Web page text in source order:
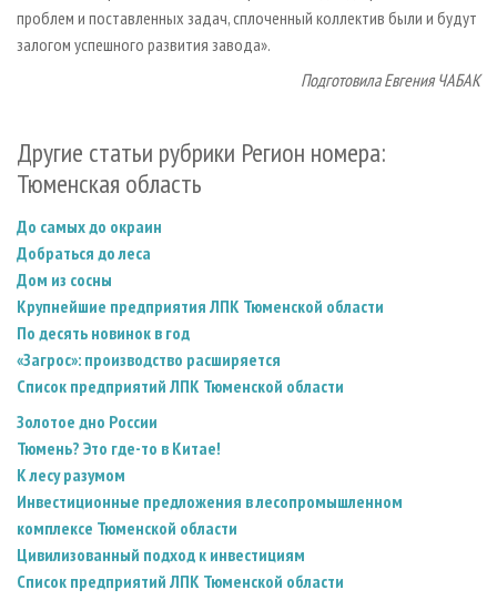
проблем и поставленных задач, сплоченный коллектив были и будут
залогом успешного развития завода».
Подготовила Евгения ЧАБАК
Другие статьи рубрики Регион номера:
Тюменская область
До самых до окраин
Добраться до леса
Дом из сосны
Крупнейшие предприятия ЛПК Тюменской области
По десять новинок в год
«Загрос»: производство расширяется
Список предприятий ЛПК Тюменской области
Золотое дно России
Тюмень? Это где-то в Китае!
К лесу разумом
Инвестиционные предложения в лесопромышленном
комплексе Тюменской области
Цивилизованный подход к инвестициям
Список предприятий ЛПК Тюменской области